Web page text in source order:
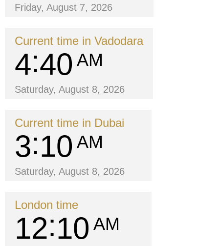
Friday, August 7, 2026
Current time in Vadodara
4 40 AM
Saturday, August 8, 2026
Current time in Dubai
3 10 AM
Saturday, August 8, 2026
London time
12 10 AM